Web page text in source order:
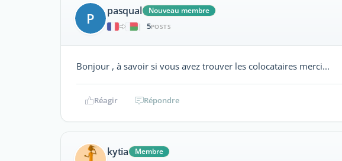
P pasqual
Nouveau membre
|
5POSTS
Bonjour , à savoir si vous avez trouver les colocataires merci...
Réagir Répondre
kytia
Membre